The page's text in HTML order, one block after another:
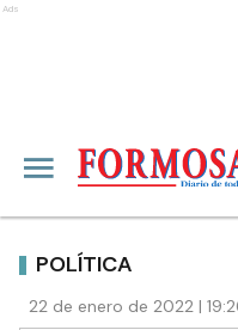
Ads
POLÍTICA
22 de enero de 2022 |